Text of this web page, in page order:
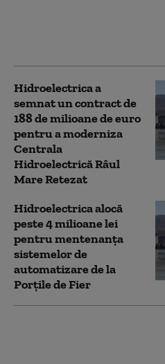
Hidroelectrica a
semnat un contract de
188 de milioane de euro
pentru a moderniza
Centrala
Hidroelectrică Râul
Mare Retezat
Hidroelectrica alocă
peste 4 milioane lei
pentru mentenanţa
sistemelor de
automatizare de la
Porţile de Fier